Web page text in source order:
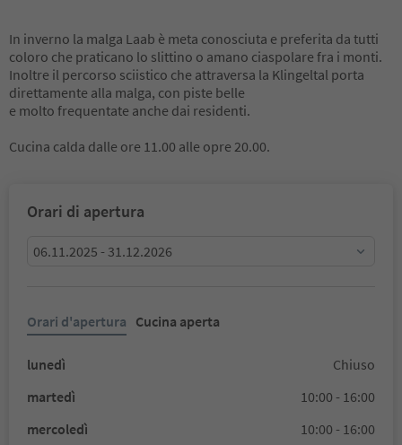
In inverno la malga Laab è meta conosciuta e preferita da tutti
coloro che praticano lo slittino o amano ciaspolare fra i monti.
Inoltre il percorso sciistico che attraversa la Klingeltal porta
direttamente alla malga, con piste belle
e molto frequentate anche dai residenti.
Cucina calda dalle ore 11.00 alle opre 20.00.
Orari di apertura
06.11.2025 - 31.12.2026
Orari d'apertura Cucina aperta
lunedì
Chiuso
martedì
10:00 - 16:00
mercoledì
10:00 - 16:00